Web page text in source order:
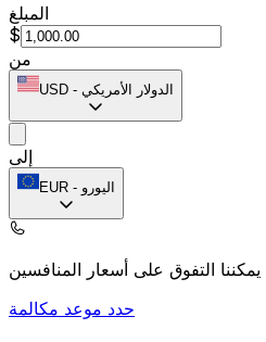
المبلغ
$
من
USD - الدولار الأمريكي
إلى
EUR - اليورو
حدد موعد مكالمة